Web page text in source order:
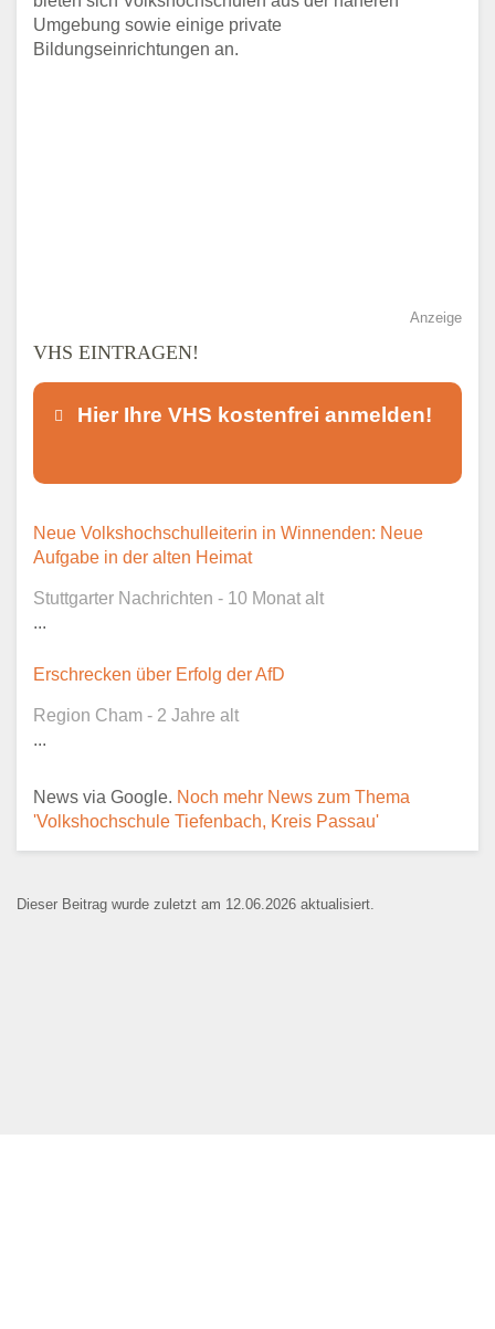
Umgebung sowie einige private
Bildungseinrichtungen an.
Anzeige
VHS EINTRAGEN!
Hier Ihre VHS kostenfrei anmelden!
Dieser Teil dient lediglich zur
Kontaktaufnahme und ist nicht
E-Mail*
Neue Volkshochschulleiterin in Winnenden: Neue
Aufgabe in der alten Heimat
Stuttgarter Nachrichten - 10 Monat alt
...
Erschrecken über Erfolg der AfD
Region Cham - 2 Jahre alt
...
News via Google. Noch mehr News zum Thema
'Volkshochschule Tiefenbach, Kreis Passau'
Dieser Beitrag wurde zuletzt am 12.06.2026 aktualisiert.